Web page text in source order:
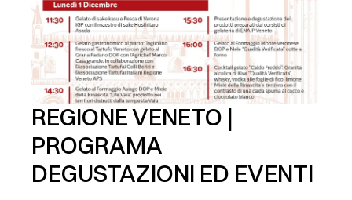
REGIONE VENETO |
PROGRAMA
DEGUSTAZIONI ED EVENTI